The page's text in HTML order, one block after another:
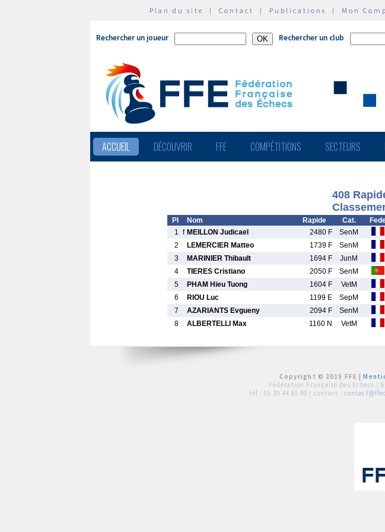
Plan du site | Contact | Publications | Mon
Rechercher un joueur Rechercher un club
ACCUEIL DÉCOUVRIR FFE COMPÉTITIONS SECTEURS
408
Pl Nom Rapide Cat.
1 f MEILLON Judicael 2480 F SenM
2
LEMERCIER Matteo 1739 F SenM
3
MARINIER Thibault 1694 F JunM
4
TIERES Cristiano 2050 F SenM
5
PHAM Hieu Tuong 1604 F VetM
6
RIOU Luc 1199 E SepM
7
AZARIANTS Evgueny 2094 F SenM
8
ALBERTELLI Max 1160 N VetM
Copyright © 2015 FFE |
Fédération Française des Echecs |
tél : 01 39 44 65 80 | contact :